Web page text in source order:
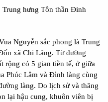
hưng Tôn thần Đinh
Nguyễn sắc phong là Trung
xã Chi Lăng. Từ đường
rộng có 5 gian tiền tế, ở giữa
Phúc Lâm và Đình làng cùng
làng. Do lịch sử và thăng
lại hậu cung, khuôn viên bị